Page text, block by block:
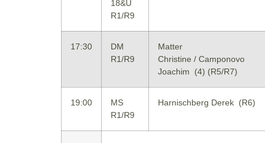
18&U
R1/R9
17:30
DM
R1/R9
Matter
Christine / Camponovo
Joachim (4) (R5/R7)
19:00
MS
R1/R9
Harnischberg Derek (R6)